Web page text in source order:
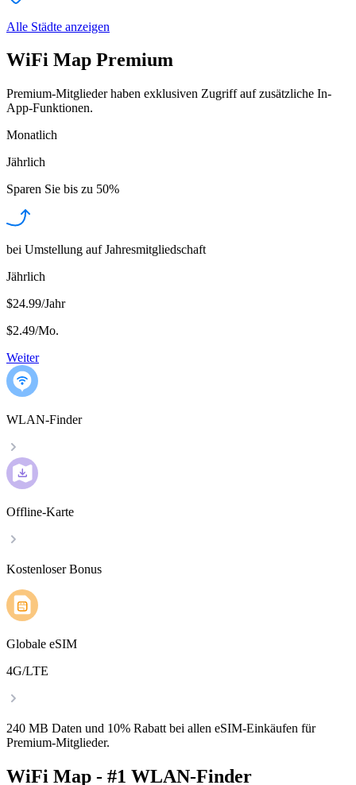
Alle Städte anzeigen
WiFi Map Premium
Premium-Mitglieder haben exklusiven Zugriff auf zusätzliche In-
App-Funktionen.
Monatlich
Jährlich
Sparen Sie bis zu 50%
bei Umstellung auf Jahresmitgliedschaft
Jährlich
$24.99/Jahr
$2.49/Mo.
Weiter
WLAN-Finder
Offline-Karte
Kostenloser Bonus
Globale eSIM
4G/LTE
240 MB Daten und 10% Rabatt bei allen eSIM-Einkäufen für
Premium-Mitglieder.
WiFi Map - #1 WLAN-Finder